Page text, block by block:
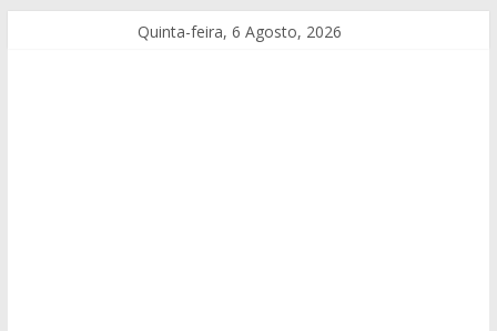
Quinta-feira, 6 Agosto, 2026